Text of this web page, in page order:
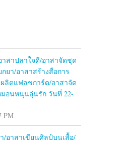
สาปลาใจดี/อาสาจัดชุด
ยา/อาสาสร้างสื่อการ
ลิตแฟลชการ์ด/อาสาจัด
มอนหนุนอุ่นรัก วันที่ 22-
PM
/อาสาเขียนศิลป์บนเสื้อ/